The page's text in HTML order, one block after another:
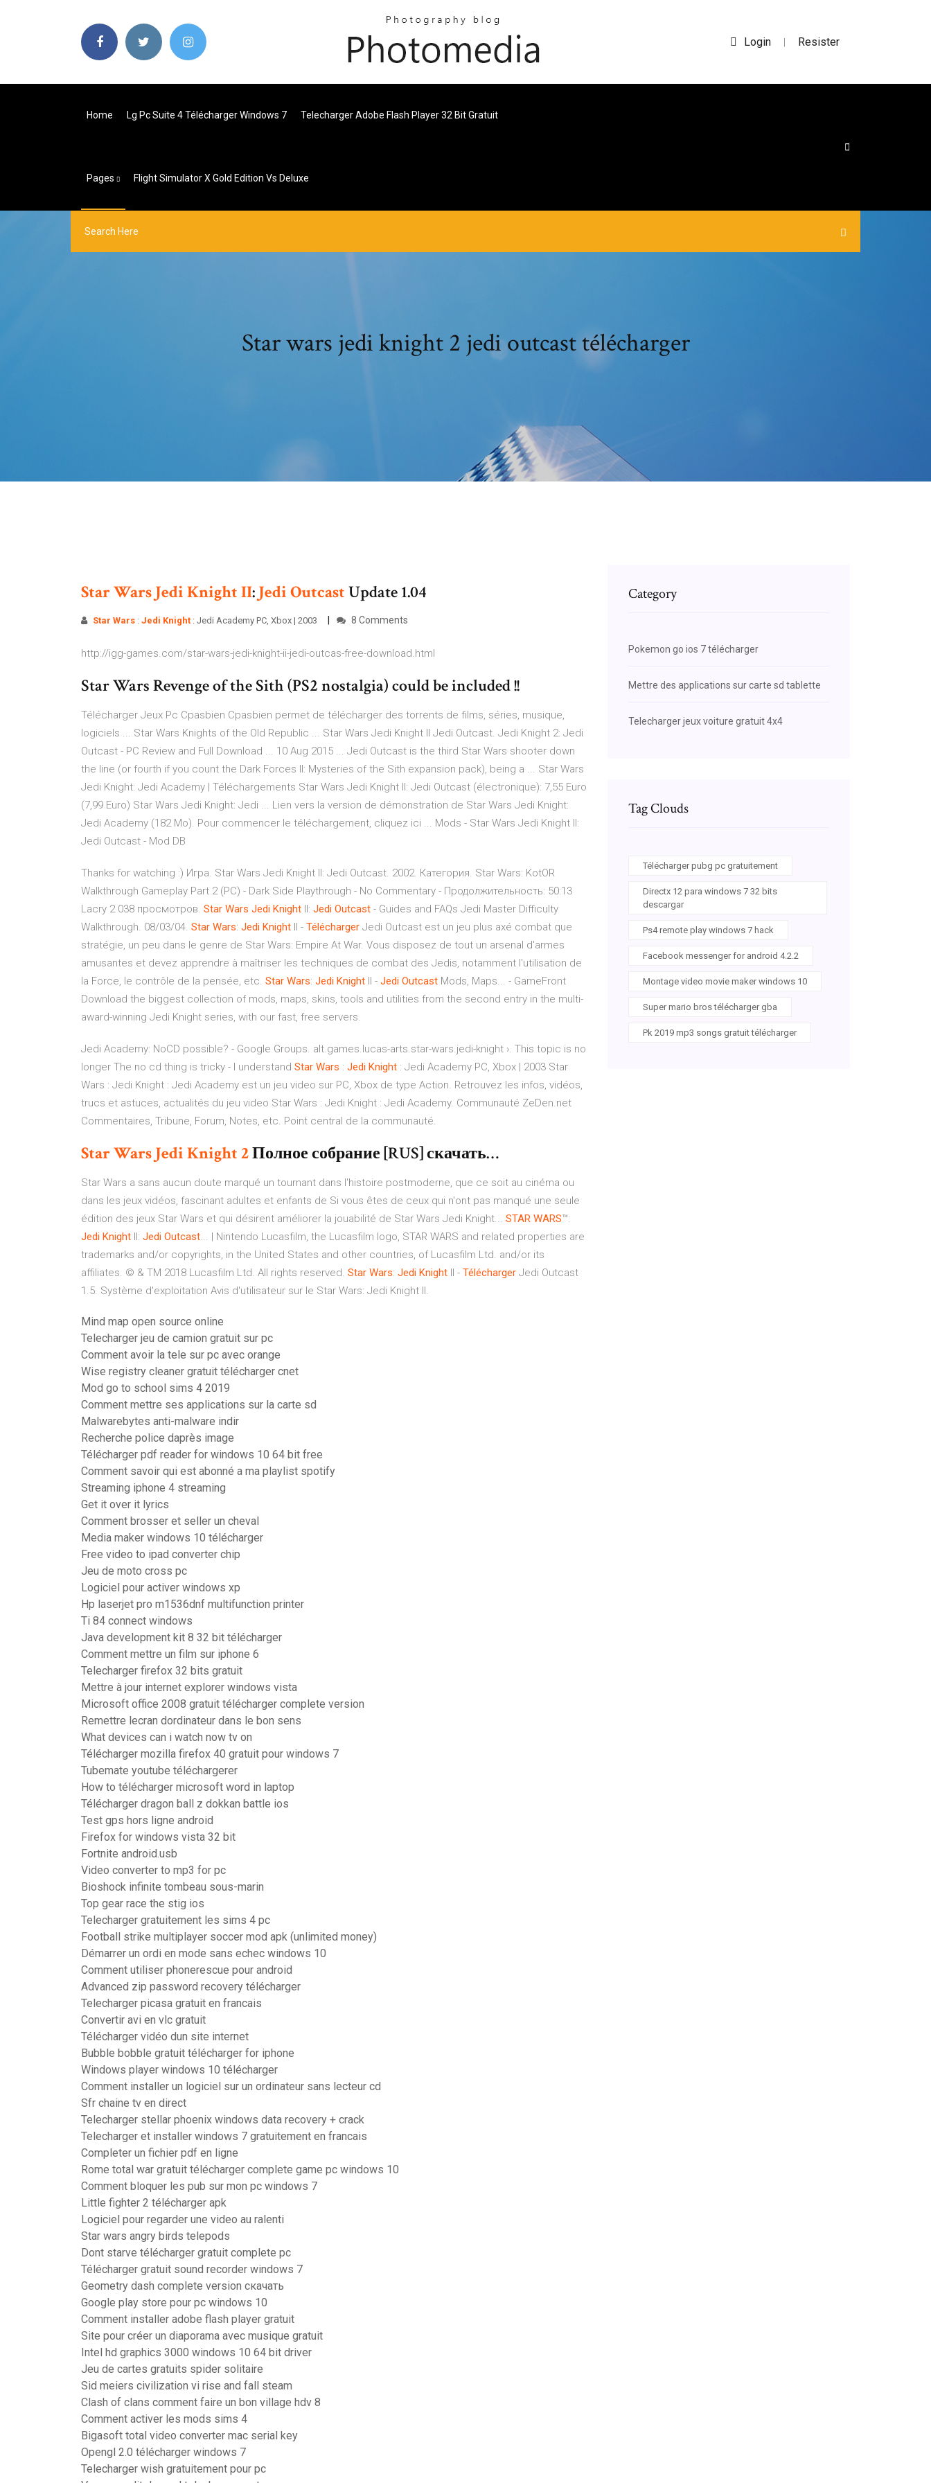
Login | Resister
Home Lg Pc Suite 4 Télécharger Windows 7 Telecharger Adobe Flash Player 32 Bit Gratuit
Pages Flight Simulator X Gold Edition Vs Deluxe
Star wars jedi knight 2 jedi outcast télécharger
StarWarsJediKnightII:JediOutcastUpdate 1.04
Star Wars : Jedi Knight : Jedi Academy PC, Xbox | 2003 8 Comments
http://igg-games.com/star-wars-jedi-knight-ii-jedi-outcas-free-download.html
Star Wars Revenge of the Sith (PS2 nostalgia) could be included !!
Télécharger Jeux Pc Cpasbien Cpasbien permet de télécharger des torrents de films, séries, musique,
logiciels ... Star Wars Knights of the Old Republic ... Star Wars Jedi Knight II Jedi Outcast. Jedi Knight 2: Jedi
Outcast - PC Review and Full Download ... 10 Aug 2015 ... Jedi Outcast is the third Star Wars shooter down
the line (or fourth if you count the Dark Forces II: Mysteries of the Sith expansion pack), being a ... Star Wars
Jedi Knight: Jedi Academy | Téléchargements Star Wars Jedi Knight II: Jedi Outcast (électronique): 7,55 Euro
(7,99 Euro) Star Wars Jedi Knight: Jedi ... Lien vers la version de démonstration de Star Wars Jedi Knight:
Jedi Academy (182 Mo). Pour commencer le téléchargement, cliquez ici ... Mods - Star Wars Jedi Knight II:
Jedi Outcast - Mod DB
Thanks for watching :) Игра. Star Wars Jedi Knight II: Jedi Outcast. 2002. Категория. Star Wars: KotOR
Walkthrough Gameplay Part 2 (PC) - Dark Side Playthrough - No Commentary - Продолжительность: 50:13
Lacry 2 038 просмотров. Star Wars Jedi Knight II: Jedi Outcast - Guides and FAQs Jedi Master Difficulty
Walkthrough. 08/03/04. Star Wars: Jedi Knight II - Télécharger Jedi Outcast est un jeu plus axé combat que
stratégie, un peu dans le genre de Star Wars: Empire At War. Vous disposez de tout un arsenal d'armes
amusantes et devez apprendre à maîtriser les techniques de combat des Jedis, notamment l'utilisation de
la Force, le contrôle de la pensée, etc. Star Wars: Jedi Knight II - Jedi Outcast Mods, Maps... - GameFront
Download the biggest collection of mods, maps, skins, tools and utilities from the second entry in the multi-
award-winning Jedi Knight series, with our fast, free servers.
Jedi Academy: NoCD possible? - Google Groups. alt.games.lucas-arts.star-wars.jedi-knight ›. This topic is no
longer The no cd thing is tricky - I understand Star Wars : Jedi Knight : Jedi Academy PC, Xbox | 2003 Star
Wars : Jedi Knight : Jedi Academy est un jeu video sur PC, Xbox de type Action. Retrouvez les infos, vidéos,
trucs et astuces, actualités du jeu video Star Wars : Jedi Knight : Jedi Academy. Communauté ZeDen.net
Commentaires, Tribune, Forum, Notes, etc. Point central de la communauté.
StarWarsJediKnight2Полное собрание [RUS] скачать…
Star Wars a sans aucun doute marqué un tournant dans l'histoire postmoderne, que ce soit au cinéma ou
dans les jeux vidéos, fascinant adultes et enfants de Si vous êtes de ceux qui n'ont pas manqué une seule
édition des jeux Star Wars et qui désirent améliorer la jouabilité de Star Wars Jedi Knight... STAR WARS™:
Jedi Knight II: Jedi Outcast... | Nintendo Lucasfilm, the Lucasfilm logo, STAR WARS and related properties are
trademarks and/or copyrights, in the United States and other countries, of Lucasfilm Ltd. and/or its
affiliates. © & TM 2018 Lucasfilm Ltd. All rights reserved. Star Wars: Jedi Knight II - Télécharger Jedi Outcast
1.5. Système d'exploitation Avis d'utilisateur sur le Star Wars: Jedi Knight II.
Mind map open source online
Telecharger jeu de camion gratuit sur pc
Comment avoir la tele sur pc avec orange
Wise registry cleaner gratuit télécharger cnet
Mod go to school sims 4 2019
Comment mettre ses applications sur la carte sd
Malwarebytes anti-malware indir
Recherche police daprès image
Télécharger pdf reader for windows 10 64 bit free
Comment savoir qui est abonné a ma playlist spotify
Streaming iphone 4 streaming
Get it over it lyrics
Comment brosser et seller un cheval
Media maker windows 10 télécharger
Free video to ipad converter chip
Jeu de moto cross pc
Logiciel pour activer windows xp
Hp laserjet pro m1536dnf multifunction printer
Ti 84 connect windows
Java development kit 8 32 bit télécharger
Comment mettre un film sur iphone 6
Telecharger firefox 32 bits gratuit
Mettre à jour internet explorer windows vista
Microsoft office 2008 gratuit télécharger complete version
Remettre lecran dordinateur dans le bon sens
What devices can i watch now tv on
Télécharger mozilla firefox 40 gratuit pour windows 7
Tubemate youtube téléchargerer
How to télécharger microsoft word in laptop
Télécharger dragon ball z dokkan battle ios
Test gps hors ligne android
Firefox for windows vista 32 bit
Fortnite android.usb
Video converter to mp3 for pc
Bioshock infinite tombeau sous-marin
Top gear race the stig ios
Telecharger gratuitement les sims 4 pc
Football strike multiplayer soccer mod apk (unlimited money)
Démarrer un ordi en mode sans echec windows 10
Comment utiliser phonerescue pour android
Advanced zip password recovery télécharger
Telecharger picasa gratuit en francais
Convertir avi en vlc gratuit
Télécharger vidéo dun site internet
Bubble bobble gratuit télécharger for iphone
Windows player windows 10 télécharger
Comment installer un logiciel sur un ordinateur sans lecteur cd
Sfr chaine tv en direct
Telecharger stellar phoenix windows data recovery + crack
Telecharger et installer windows 7 gratuitement en francais
Completer un fichier pdf en ligne
Rome total war gratuit télécharger complete game pc windows 10
Comment bloquer les pub sur mon pc windows 7
Little fighter 2 télécharger apk
Logiciel pour regarder une video au ralenti
Star wars angry birds telepods
Dont starve télécharger gratuit complete pc
Télécharger gratuit sound recorder windows 7
Geometry dash complete version скачать
Google play store pour pc windows 10
Comment installer adobe flash player gratuit
Site pour créer un diaporama avec musique gratuit
Intel hd graphics 3000 windows 10 64 bit driver
Jeu de cartes gratuits spider solitaire
Sid meiers civilization vi rise and fall steam
Clash of clans comment faire un bon village hdv 8
Comment activer les mods sims 4
Bigasoft total video converter mac serial key
Opengl 2.0 télécharger windows 7
Telecharger wish gratuitement pour pc
Category
Pokemon go ios 7 télécharger
Mettre des applications sur carte sd tablette
Telecharger jeux voiture gratuit 4x4
Tag Clouds
Télécharger pubg pc gratuitement
Directx 12 para windows 7 32 bits
descargar
Ps4 remote play windows 7 hack
Facebook messenger for android 4.2.2
Montage video movie maker windows 10
Super mario bros télécharger gba
Pk 2019 mp3 songs gratuit télécharger